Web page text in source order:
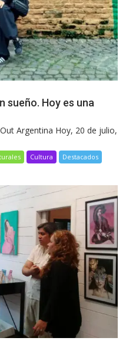
sueño. Hoy es una
Argentina Hoy, 20 de julio,
Cultura
Destacados